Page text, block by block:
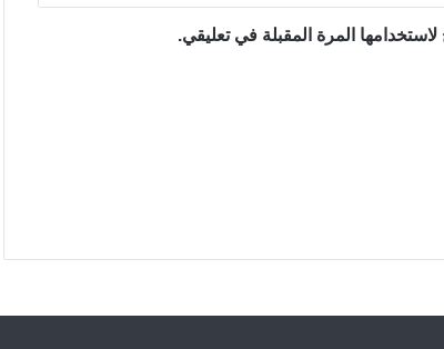
المرة المقبلة في تعليقي.